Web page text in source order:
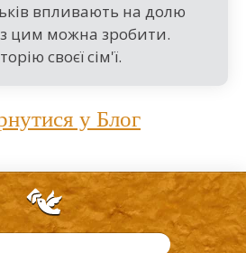
впливають на долю
з цим можна зробити.
своєї сім'ї.
у Блог